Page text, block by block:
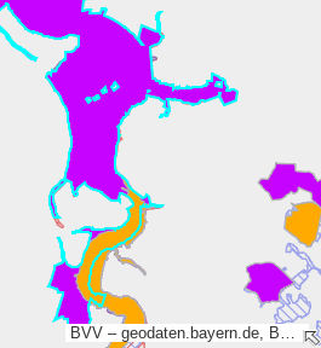
BVV – geodaten.bayern.de, BEV, Esri, TomTom, Garmin, GeoTechnologies, Inc, METI/NASA, USGS